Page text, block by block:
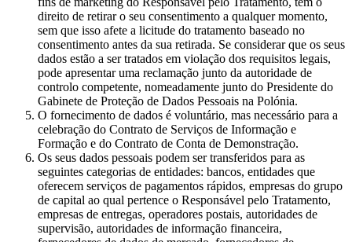
direito de retirar o seu consentimento a qualquer momento,
sem que isso afete a licitude do tratamento baseado no
consentimento antes da sua retirada. Se considerar que os seus
dados estão a ser tratados em violação dos requisitos legais,
pode apresentar uma reclamação junto da autoridade de
controlo competente, nomeadamente junto do Presidente do
Gabinete de Proteção de Dados Pessoais na Polónia.
O fornecimento de dados é voluntário, mas necessário para a
celebração do Contrato de Serviços de Informação e
Formação e do Contrato de Conta de Demonstração.
Os seus dados pessoais podem ser transferidos para as
seguintes categorias de entidades: bancos, entidades que
oferecem serviços de pagamentos rápidos, empresas do grupo
de capital ao qual pertence o Responsável pelo Tratamento,
empresas de entregas, operadores postais, autoridades de
supervisão, autoridades de informação financeira,